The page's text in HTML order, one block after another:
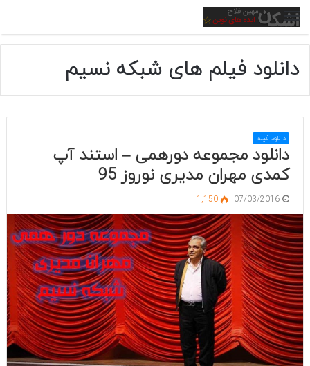
منو
دانلود فیلم های شبکه نسیم
دانلود فیلم
دانلود مجموعه دورهمی – استند آپ
کمدی مهران مدیری نوروز 95
07/03/2016
1,150